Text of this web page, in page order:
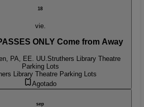
18
vie.
ONLY Come from Away
PA, EE. UU. Struthers Library Theatre
Parking Lots
Library Theatre Parking Lots
Agotado
sep